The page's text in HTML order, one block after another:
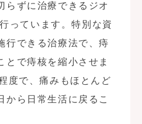
らずに治療できるジオ
っています。特別な資
行できる治療法で、痔
とで痔核を縮小させま
度で、痛みもほとんど
から日常生活に戻るこ